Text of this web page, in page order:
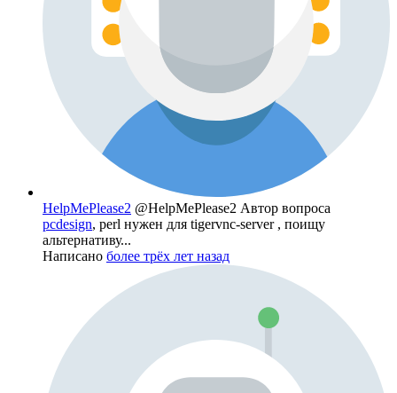
HelpMePlease2 @HelpMePlease2 Автор вопроса
pcdesign, perl нужен для tigervnc-server , поищу
альтернативу...
Написано более трёх лет назад